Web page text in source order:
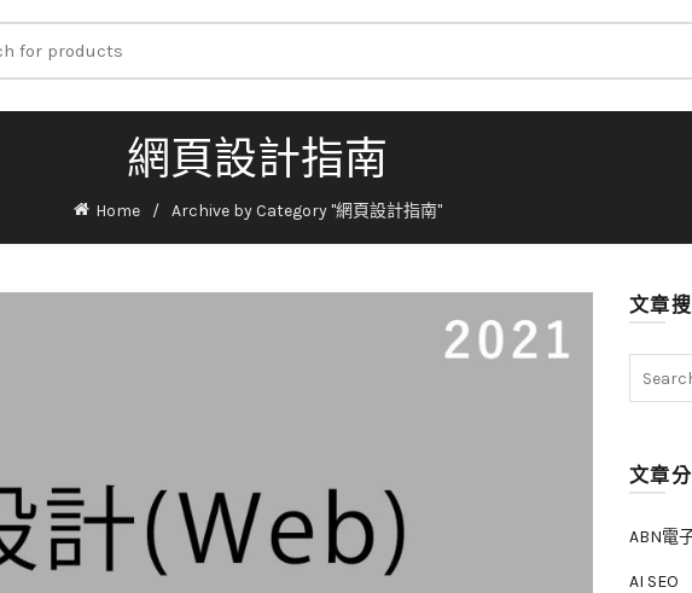
網頁設計指南
Home Archive by Category "網頁設計指南"
文章
文章
ABN電
AI SEO